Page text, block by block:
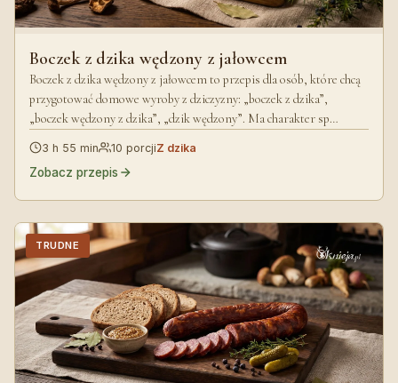
Boczek z dzika wędzony z jałowcem
Boczek z dzika wędzony z jałowcem to przepis dla osób, które chcą
przygotować domowe wyroby z dziczyzny: „boczek z dzika”,
„boczek wędzony z dzika”, „dzik wędzony”. Ma charakter sp…
3 h 55 min 10 porcjiZ dzika
Zobacz przepis
TRUDNE